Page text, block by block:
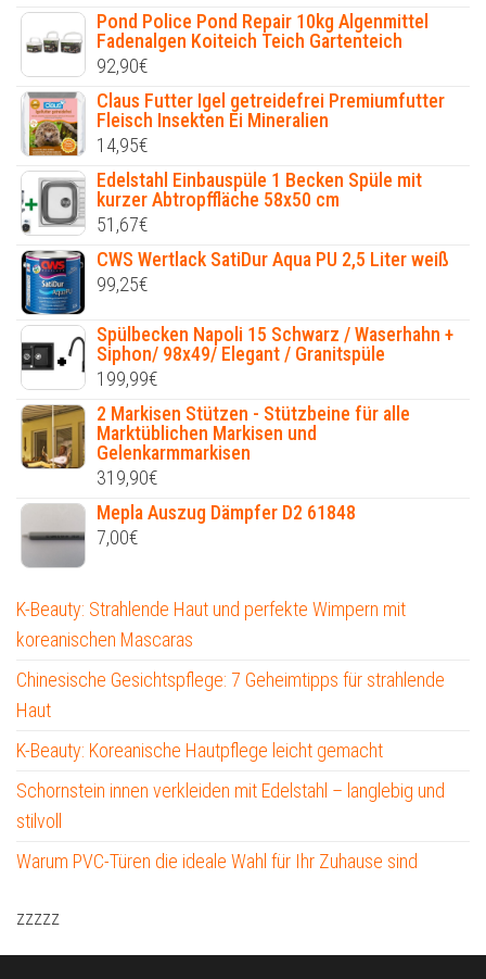
Pond Police Pond Repair 10kg Algenmittel
Fadenalgen Koiteich Teich Gartenteich
92,90€
Claus Futter Igel getreidefrei Premiumfutter
Fleisch Insekten Ei Mineralien
14,95€
Edelstahl Einbauspüle 1 Becken Spüle mit
kurzer Abtropffläche 58x50 cm
51,67€
CWS Wertlack SatiDur Aqua PU 2,5 Liter weiß
99,25€
Spülbecken Napoli 15 Schwarz / Waserhahn +
Siphon/ 98x49/ Elegant / Granitspüle
199,99€
2 Markisen Stützen - Stützbeine für alle
Marktüblichen Markisen und
Gelenkarmmarkisen
319,90€
Mepla Auszug Dämpfer D2 61848
7,00€
K-Beauty: Strahlende Haut und perfekte Wimpern mit
koreanischen Mascaras
Chinesische Gesichtspflege: 7 Geheimtipps für strahlende
Haut
K-Beauty: Koreanische Hautpflege leicht gemacht
Schornstein innen verkleiden mit Edelstahl – langlebig und
stilvoll
Warum PVC-Türen die ideale Wahl für Ihr Zuhause sind
zzzzz